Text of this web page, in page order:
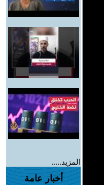
المزيد.....
أخبار عامة